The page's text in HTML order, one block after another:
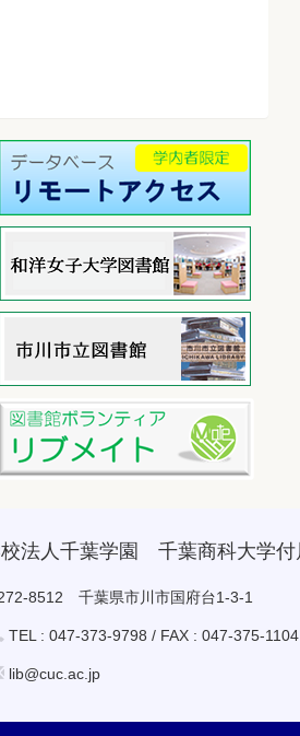
法人千葉学園 千葉商科大学付
8512 千葉県市川市国府台1-3-1
TEL : 047-373-9798 / FAX : 047-375-1104
lib@cuc.ac.jp